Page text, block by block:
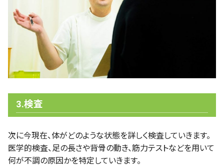
3.検査
次に今現在、体がどのような状態を詳しく検査していきます。
医学的検査、足の長さや背骨の動き、筋力テストなどを用いて
何が不調の原因かを特定していきます。